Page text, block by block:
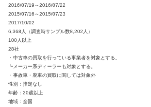
2016/07/19～2016/07/22
2015/07/16～2015/07/23
2017/10/02
6,368人（調査時サンプル数8,202人）
100人以上
28社
・中古車の買取を行っている事業者を対象とする。
┗メーカー系ディーラーも対象とする。
・事故車・廃車の買取に関しては対象外
性別：指定なし
年齢：20歳以上
地域：全国